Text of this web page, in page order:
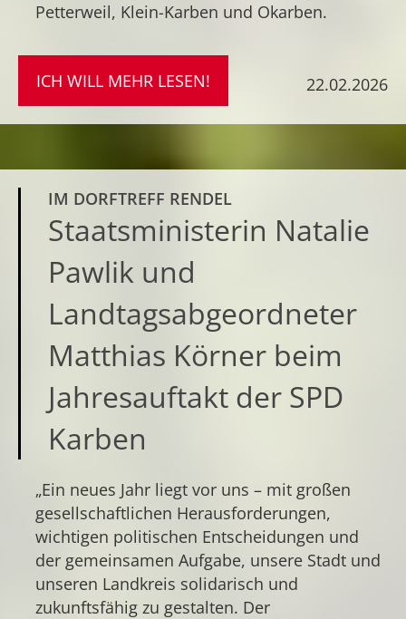
Petterweil, Klein-Karben und Okarben.
22.02.2026
ICH WILL MEHR LESEN!
IM DORFTREFF RENDEL
Staatsministerin Natalie
Pawlik und
Landtagsabgeordneter
Matthias Körner beim
Jahresauftakt der SPD
Karben
„Ein neues Jahr liegt vor uns – mit großen
gesellschaftlichen Herausforderungen,
wichtigen politischen Entscheidungen und
der gemeinsamen Aufgabe, unsere Stadt und
unseren Landkreis solidarisch und
zukunftsfähig zu gestalten. Der